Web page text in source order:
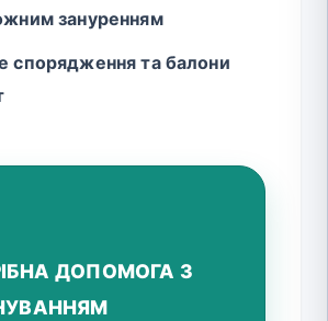
зануренням
спорядження та балони
ДОПОМОГА З